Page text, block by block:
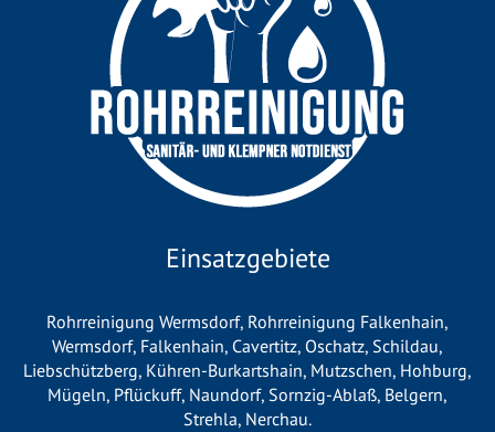
Einsatzgebiete
Rohrreinigung Wermsdorf, Rohrreinigung Falkenhain,
Wermsdorf, Falkenhain, Cavertitz, Oschatz, Schildau,
Liebschützberg, Kühren-Burkartshain, Mutzschen, Hohburg,
Mügeln, Pflückuff, Naundorf, Sornzig-Ablaß, Belgern,
Strehla, Nerchau.